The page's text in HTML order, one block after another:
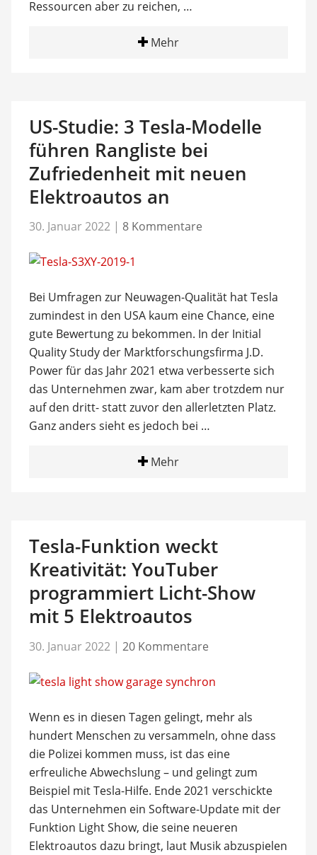
Ressourcen aber zu reichen, …
Mehr
US-Studie: 3 Tesla-Modelle
führen Rangliste bei
Zufriedenheit mit neuen
Elektroautos an
30. Januar 2022 | 8 Kommentare
Bei Umfragen zur Neuwagen-Qualität hat Tesla
zumindest in den USA kaum eine Chance, eine
gute Bewertung zu bekommen. In der Initial
Quality Study der Marktforschungsfirma J.D.
Power für das Jahr 2021 etwa verbesserte sich
das Unternehmen zwar, kam aber trotzdem nur
auf den dritt- statt zuvor den allerletzten Platz.
Ganz anders sieht es jedoch bei …
Mehr
Tesla-Funktion weckt
Kreativität: YouTuber
programmiert Licht-Show
mit 5 Elektroautos
30. Januar 2022 | 20 Kommentare
Wenn es in diesen Tagen gelingt, mehr als
hundert Menschen zu versammeln, ohne dass
die Polizei kommen muss, ist das eine
erfreuliche Abwechslung – und gelingt zum
Beispiel mit Tesla-Hilfe. Ende 2021 verschickte
das Unternehmen ein Software-Update mit der
Funktion Light Show, die seine neueren
Elektroautos dazu bringt, laut Musik abzuspielen